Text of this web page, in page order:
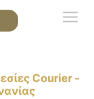
Courier -